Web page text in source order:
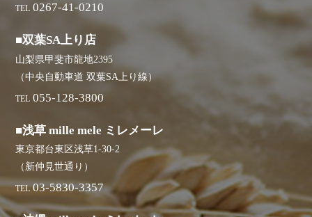
TEL 0267-41-0210
■双葉SA上り店
山梨県甲斐市龍地2395
（中央自動車道 双葉SA上り線）
TEL 055-128-3800
■浅草 mille mele ミレメーレ
東京都台東区浅草1-30-2
（新仲見世通り）
TEL 03-5830-3357